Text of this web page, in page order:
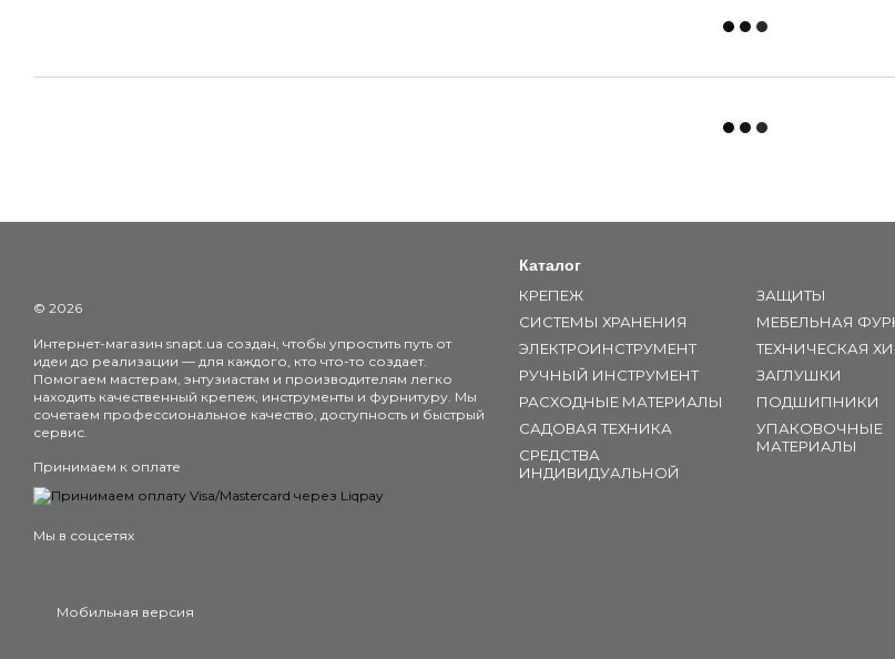
© 2026
Интернет-магазин snapt.ua создан, чтобы упростить путь от
идеи до реализации — для каждого, кто что-то создает.
Помогаем мастерам, энтузиастам и производителям легко
находить качественный крепеж, инструменты и фурнитуру. Мы
сочетаем профессиональное качество, доступность и быстрый
сервис.
Принимаем к оплате
Мы в соцсетях
Мобильная версия
Каталог
КРЕПЕЖ
СИСТЕМЫ ХРАНЕНИЯ
ЭЛЕКТРОИНСТРУМЕНТ
РУЧНЫЙ ИНСТРУМЕНТ
РАСХОДНЫЕ МАТЕРИАЛЫ
САДОВАЯ ТЕХНИКА
СРЕДСТВА
ИНДИВИДУАЛЬНОЙ
ЗАЩИТЫ
МЕБЕЛЬНАЯ
ТЕХНИЧЕСКАЯ
ЗАГЛУШКИ
ПОДШИПНИКИ
УПАКОВОЧНЫЕ
МАТЕРИАЛЫ